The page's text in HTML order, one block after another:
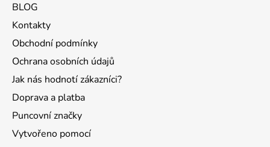
BLOG
Kontakty
Obchodní podmínky
Ochrana osobních údajů
Jak nás hodnotí zákazníci?
Doprava a platba
Puncovní značky
Vytvořeno pomocí